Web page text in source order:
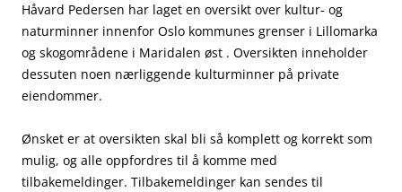
Håvard Pedersen har laget en oversikt over kultur- og
naturminner innenfor Oslo kommunes grenser i Lillomarka
og skogområdene i Maridalen øst . Oversikten inneholder
dessuten noen nærliggende kulturminner på private
eiendommer.
Ønsket er at oversikten skal bli så komplett og korrekt som
mulig, og alle oppfordres til å komme med
tilbakemeldinger. Tilbakemeldinger kan sendes til